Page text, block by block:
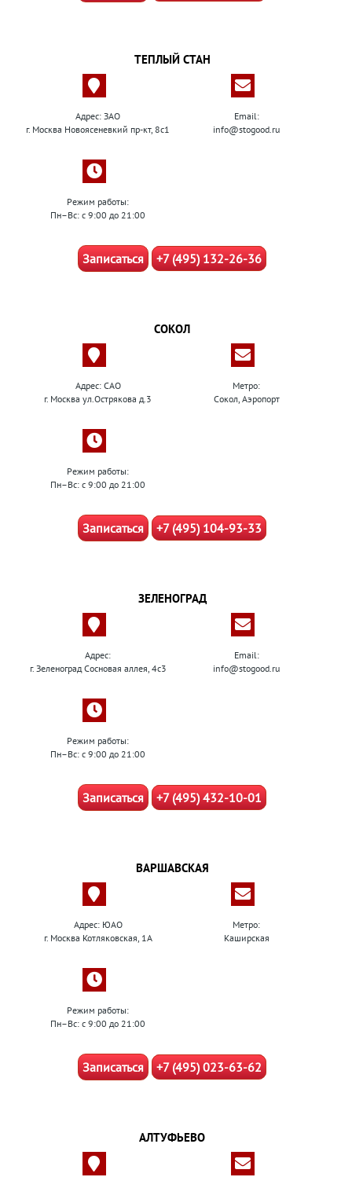
ТЕПЛЫЙ СТАН
Адрес: ЗАО
г. Москва Новоясеневкий пр-кт, 8с1
Email:
info@stogood.ru
Режим работы:
Пн–Вс: с 9:00 до 21:00
Записаться +7 (495) 132-26-36
СОКОЛ
Адрес: САО
г. Москва ул.Острякова д.3
Метро:
Сокол, Аэропорт
Режим работы:
Пн–Вс: с 9:00 до 21:00
Записаться +7 (495) 104-93-33
ЗЕЛЕНОГРАД
Адрес:
г. Зеленоград Сосновая аллея, 4с3
Email:
info@stogood.ru
Режим работы:
Пн–Вс: с 9:00 до 21:00
Записаться +7 (495) 432-10-01
ВАРШАВСКАЯ
Адрес: ЮАО
г. Москва Котляковская, 1А
Метро:
Каширская
Режим работы:
Пн–Вс: с 9:00 до 21:00
Записаться +7 (495) 023-63-62
АЛТУФЬЕВО